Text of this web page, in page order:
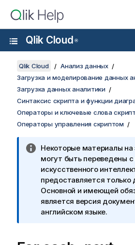
Qlik Cloud ®
Qlik Cloud
Анализ данных
Загрузка и моделирование данных
Загрузка данных аналитики
Синтаксис скрипта и функции
Операторы и ключевые слова
Операторы управления скриптом
Некоторые материалы на
могут быть переведены
искусственного
предоставляется только
Основной и имеющей
является версия
английском языке.